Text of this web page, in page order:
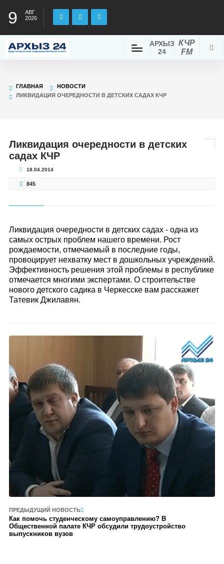
9
АВГ
2026
КЧР
FM
АРХЫЗ
24
ГЛАВНАЯ
НОВОСТИ
ЛИКВИДАЦИЯ ОЧЕРЕДНОСТИ В ДЕТСКИХ САДАХ КЧР
Ликвидация очередности в детских
садах КЧР
18.04.2014
845
Ликвидация очередности в детских садах - одна из
самых острых проблем нашего времени. Рост
рождаемости, отмечаемый в последние годы,
провоцирует нехватку мест в дошкольных учреждений.
Эффективность решения этой проблемы в республике
отмечается многими экспертами. О строительстве
нового детского садика в Черкесске вам расскажет
Татевик Джилавян.
ПРЕДЫДУЩИЙ НОВОСТЬ
Как помочь студенческому самоуправлению? В
Общественной палате КЧР обсудили трудоустройство
выпускников вузов